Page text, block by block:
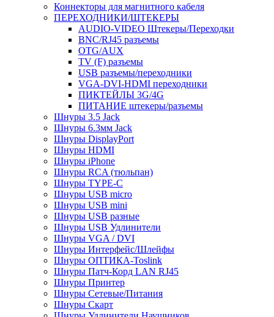
Коннекторы для магнитного кабеля
ПЕРЕХОДНИКИ/ШТЕКЕРЫ
AUDIO-VIDEO Штекеры/Переходки
BNC/RJ45 разъемы
OTG/AUX
TV (F) разъемы
USB разъемы/переходники
VGA-DVI-HDMI переходники
ПИКТЕЙЛЫ 3G/4G
ПИТАНИЕ штекеры/разъемы
Шнуры 3.5 Jack
Шнуры 6.3мм Jack
Шнуры DisplayPort
Шнуры HDMI
Шнуры iPhone
Шнуры RCA (тюльпан)
Шнуры TYPE-C
Шнуры USB micro
Шнуры USB mini
Шнуры USB разные
Шнуры USB Удлинители
Шнуры VGA / DVI
Шнуры Интерфейс/Шлейфы
Шнуры ОПТИКА-Toslink
Шнуры Патч-Корд LAN RJ45
Шнуры Принтер
Шнуры Сетевые/Питания
Шнуры Скарт